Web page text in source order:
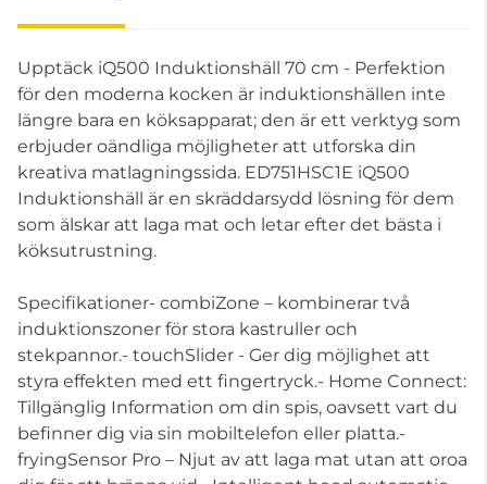
Upptäck iQ500 Induktionshäll 70 cm - Perfektion
för den moderna kocken är induktionshällen inte
längre bara en köksapparat; den är ett verktyg som
erbjuder oändliga möjligheter att utforska din
kreativa matlagningssida. ED751HSC1E iQ500
Induktionshäll är en skräddarsydd lösning för dem
som älskar att laga mat och letar efter det bästa i
köksutrustning.
Specifikationer- combiZone – kombinerar två
induktionszoner för stora kastruller och
stekpannor.- touchSlider - Ger dig möjlighet att
styra effekten med ett fingertryck.- Home Connect:
Tillgänglig Information om din spis, oavsett vart du
befinner dig via sin mobiltelefon eller platta.-
fryingSensor Pro – Njut av att laga mat utan att oroa